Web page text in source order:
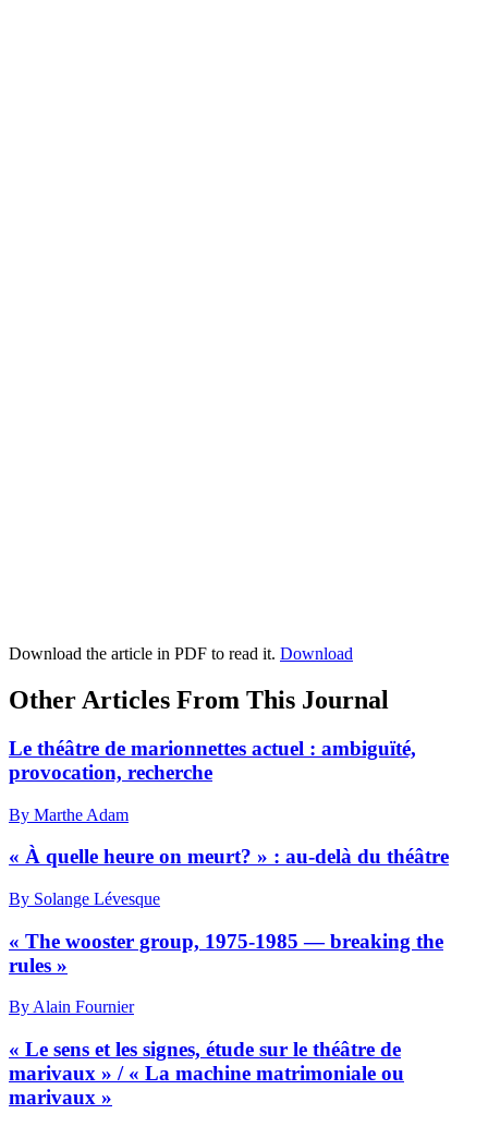
Download the article in PDF to read it. Download
Other Articles From This Journal
Le théâtre de marionnettes actuel : ambiguïté,
provocation, recherche
By Marthe Adam
« À quelle heure on meurt? » : au-delà du théâtre
By Solange Lévesque
« The wooster group, 1975-1985 — breaking the
rules »
By Alain Fournier
« Le sens et les signes, étude sur le théâtre de
marivaux » / « La machine matrimoniale ou
marivaux »